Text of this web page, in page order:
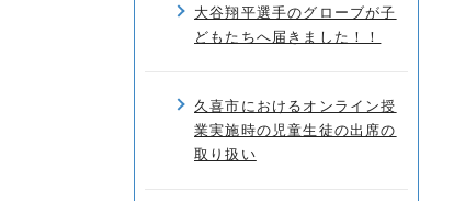
大谷翔平選手のグローブが子
どもたちへ届きました！！
久喜市におけるオンライン授
業実施時の児童生徒の出席の
取り扱い